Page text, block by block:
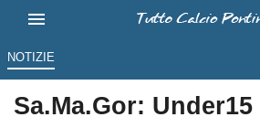
NOTIZIE
Sa.Ma.Gor: